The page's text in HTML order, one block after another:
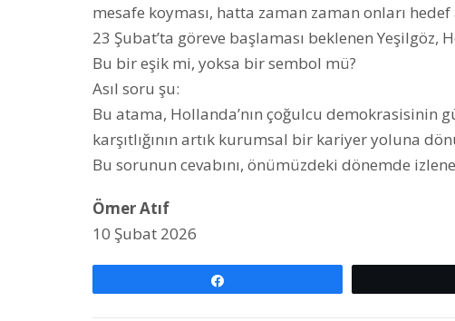
mesafe koyması, hatta zaman zaman onları
23 Şubat’ta göreve başlaması beklenen Yeşilgöz,
Bu bir eşik mi, yoksa bir sembol mü?
Asıl soru şu:
Bu atama, Hollanda’nın çoğulcu demokrasisinin
karşıtlığının artık kurumsal bir kariyer yoluna
Bu sorunun cevabını, önümüzdeki dönemde
Ömer Atıf
10 Şubat 2026